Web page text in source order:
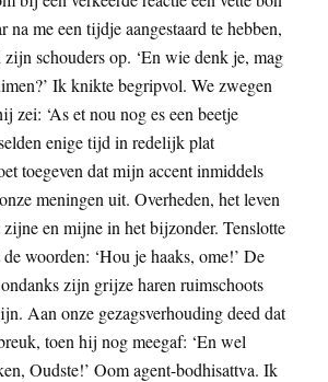
na me een tijdje aangestaard te hebben,
schouders op. ‘En wie denk je, mag
Ik knikte begripvol. We zwegen
zei: ‘As et nou nog es een beetje
enige tijd in redelijk plat
toegeven dat mijn accent inmiddels
meningen uit. Overheden, het leven
zijne en mijne in het bijzonder. Tenslotte
woorden: ‘Hou je haaks, ome!’ De
zijn grijze haren ruimschoots
Aan onze gezagsverhouding deed dat
toen hij nog meegaf: ‘En wel
Oudste!’ Oom agent-bodhisattva. Ik